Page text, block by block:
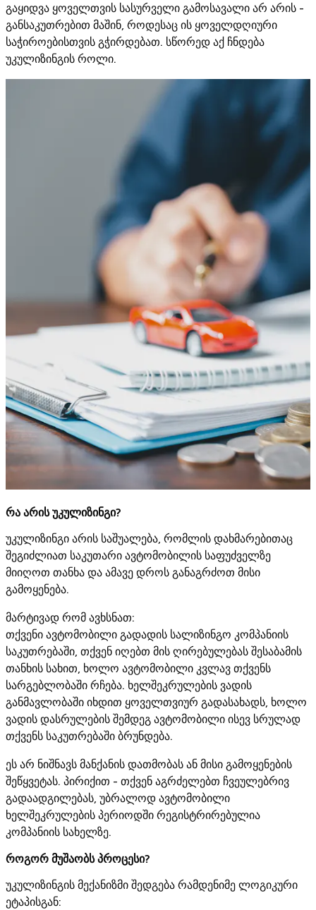
გაყიდვა ყოველთვის სასურველი გამოსავალი არ არის -
განსაკუთრებით მაშინ, როდესაც ის ყოველდღიური
საჭიროებისთვის გჭირდებათ. სწორედ აქ ჩნდება
უკულიზინგის როლი.
რა არის უკულიზინგი?
უკულიზინგი არის საშუალება, რომლის დახმარებითაც
შეგიძლიათ საკუთარი ავტომობილის საფუძველზე
მიიღოთ თანხა და ამავე დროს განაგრძოთ მისი
გამოყენება.
მარტივად რომ ავხსნათ:
თქვენი ავტომობილი გადადის სალიზინგო კომპანიის
საკუთრებაში, თქვენ იღებთ მის ღირებულებას შესაბამის
თანხის სახით, ხოლო ავტომობილი კვლავ თქვენს
სარგებლობაში რჩება. ხელშეკრულების ვადის
განმავლობაში იხდით ყოველთვიურ გადასახადს, ხოლო
ვადის დასრულების შემდეგ ავტომობილი ისევ სრულად
თქვენს საკუთრებაში ბრუნდება.
ეს არ ნიშნავს მანქანის დათმობას ან მისი გამოყენების
შეწყვეტას. პირიქით - თქვენ აგრძელებთ ჩვეულებრივ
გადაადგილებას, უბრალოდ ავტომობილი
ხელშეკრულების პერიოდში რეგისტრირებულია
კომპანიის სახელზე.
როგორ მუშაობს პროცესი?
უკულიზინგის მექანიზმი შედგება რამდენიმე ლოგიკური
ეტაპისგან: